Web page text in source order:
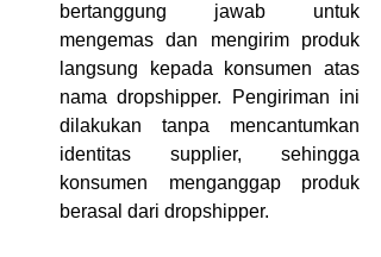
bertanggung jawab untuk
mengemas dan mengirim produk
langsung kepada konsumen atas
nama dropshipper. Pengiriman ini
dilakukan tanpa mencantumkan
identitas supplier, sehingga
konsumen menganggap produk
berasal dari dropshipper.